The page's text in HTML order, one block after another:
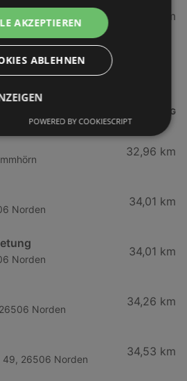
94,48 km
Filialen in der Nähe
ENTFERNUNG
32,96 km
Norden
34,01 km
Norden
34,01 km
Norden
34,26 km
26506 Norden
34,53 km
AKZEPTIEREN
ABLEHNEN
POWERED BY COOKIESCRIPT